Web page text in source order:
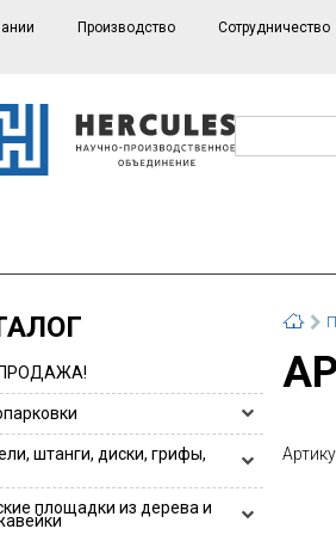
Производство Сотрудничество
HERCULES
для 1 или 2 велосипедов
из нержавейки
штанги, диски, грифы,
гантельные ряды
площадки из дерева и